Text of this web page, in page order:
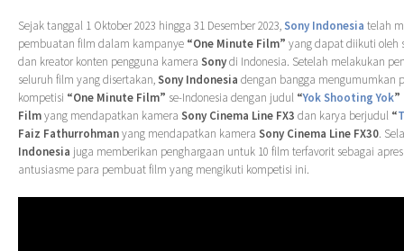
Sejak tanggal 1 Oktober 2023 hingga 31 Desember 2023, Sony Indonesia telah
pembuatan film dalam kampanye “One Minute Film” yang dapat diikuti oleh
dan kreator konten pengguna kamera Sonydi Indonesia. Setelah melakukan
seluruh film yang disertakan,Sony Indonesia dengan bangga mengumumkan
kompetisi “One Minute Film” se-Indonesia dengan judul “Yok Shooting Yok”
Filmyang mendapatkan kamera Sony Cinema Line FX3 dan karya berjudul “
Faiz Fathurrohmanyang mendapatkan kamera Sony Cinema Line FX30.
Indonesia juga memberikan penghargaan untuk 10 film terfavorit sebagai
antusiasme para pembuat film yang mengikuti kompetisi ini.